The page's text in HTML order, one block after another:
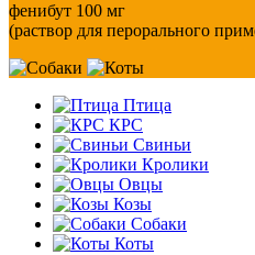
фенибут 100 мг
(раствор для перорального
Птица
КРС
Свиньи
Кролики
Овцы
Козы
Собаки
Коты